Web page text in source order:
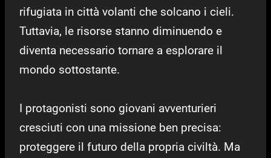
rifugiata in città volanti che solcano i cieli.
Tuttavia, le risorse stanno diminuendo e
diventa necessario tornare a esplorare il
mondo sottostante.
I protagonisti sono giovani avventurieri
cresciuti con una missione ben precisa:
proteggere il futuro della propria civiltà. Ma